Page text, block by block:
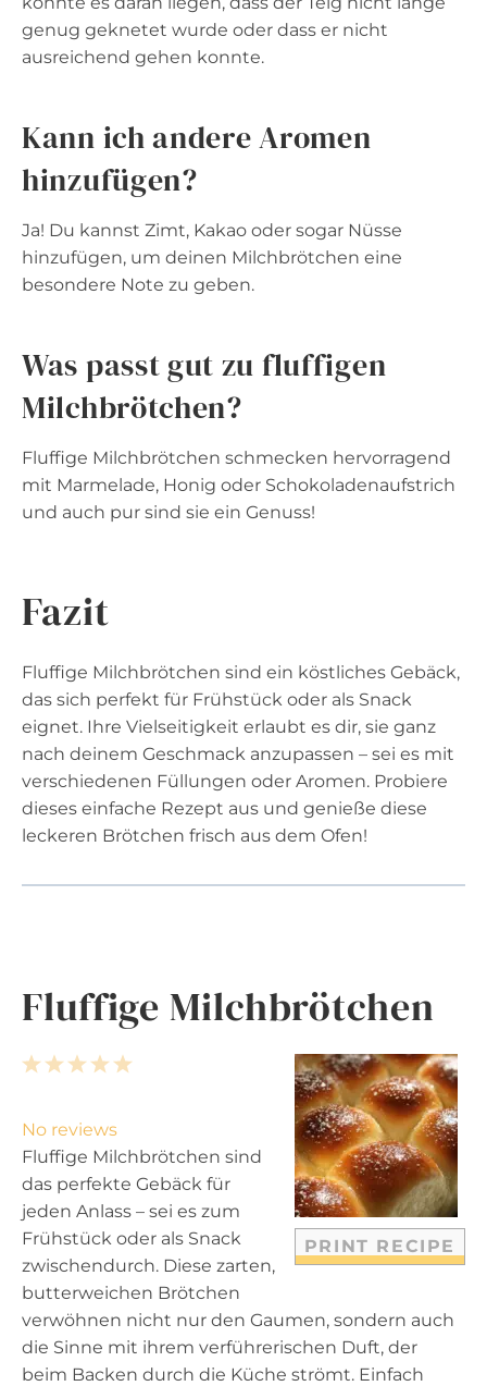
genug geknetet wurde oder dass er nicht
ausreichend gehen konnte.
Kann ich andere Aromen
hinzufügen?
Ja! Du kannst Zimt, Kakao oder sogar Nüsse
hinzufügen, um deinen Milchbrötchen eine
besondere Note zu geben.
Was passt gut zu fluffigen
Milchbrötchen?
Fluffige Milchbrötchen schmecken hervorragend
mit Marmelade, Honig oder Schokoladenaufstrich
und auch pur sind sie ein Genuss!
Fazit
Fluffige Milchbrötchen sind ein köstliches Gebäck,
das sich perfekt für Frühstück oder als Snack
eignet. Ihre Vielseitigkeit erlaubt es dir, sie ganz
nach deinem Geschmack anzupassen – sei es mit
verschiedenen Füllungen oder Aromen. Probiere
dieses einfache Rezept aus und genieße diese
leckeren Brötchen frisch aus dem Ofen!
Fluffige Milchbrötchen
PRINT RECIPE
5
a
r
4
t
a
r
s
3
t
a
r
s
2
t
a
r
s
1
t
a
r
No reviews
Fluffige Milchbrötchen sind
das perfekte Gebäck für
jeden Anlass – sei es zum
Frühstück oder als Snack
zwischendurch. Diese zarten,
butterweichen Brötchen
verwöhnen nicht nur den Gaumen, sondern auch
die Sinne mit ihrem verführerischen Duft, der
beim Backen durch die Küche strömt. Einfach